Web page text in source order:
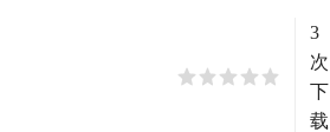
3
次
下
载